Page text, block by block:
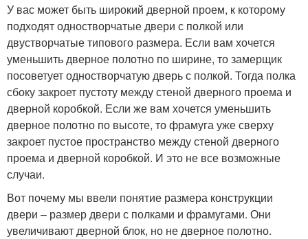
У вас может быть широкий дверной проем, к которому
подходят одностворчатые двери с полкой или
двустворчатые типового размера. Если вам хочется
уменьшить дверное полотно по ширине, то замерщик
посоветует одностворчатую дверь с полкой. Тогда полка
сбоку закроет пустоту между стеной дверного проема и
дверной коробкой. Если же вам хочется уменьшить
дверное полотно по высоте, то фрамуга уже сверху
закроет пустое пространство между стеной дверного
проема и дверной коробкой. И это не все возможные
случаи.
Вот почему мы ввели понятие размера конструкции
двери – размер двери с полками и фрамугами. Они
увеличивают дверной блок, но не дверное полотно.